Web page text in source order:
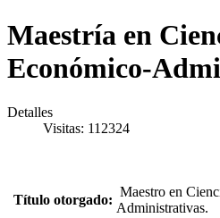
Maestría en
Económico-
Detalles
Visitas: 112324
Título otorgado:
Maestro en
Administrativas.